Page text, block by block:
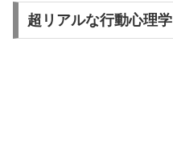
超リアルな行動心理学